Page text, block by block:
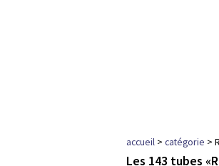
accueil > catégorie >
Les 143 tubes